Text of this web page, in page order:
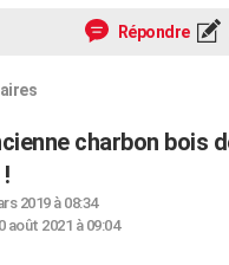
Répondre
charbon bois
2019 à 08:34
août 2021 à 09:04